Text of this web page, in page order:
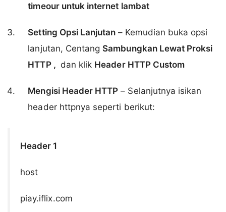
timeour untuk internet lambat
Setting Opsi Lanjutan – Kemudian buka opsi
lanjutan, Centang Sambungkan Lewat Proksi
HTTP , dan klik Header HTTP Custom
Mengisi Header HTTP – Selanjutnya isikan
header httpnya seperti berikut:
Header 1
host
piay.iflix.com